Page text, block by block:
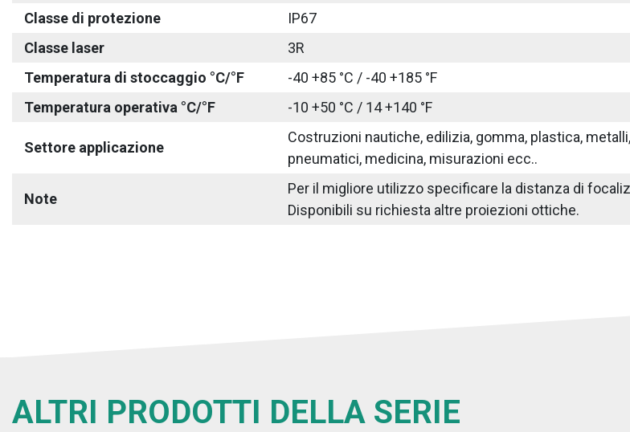
Classe di protezione
IP67
Classe laser
3R
Temperatura di stoccaggio °C/°F
-40 +85 °C / -40 +185 °F
Temperatura operativa °C/°F
-10 +50 °C / 14 +140 °F
Settore applicazione
Costruzioni nautiche, edilizia, gomma, plastica,
pneumatici, medicina, misurazioni ecc..
Note
Per il migliore utilizzo specificare la distanza di
Disponibili su richiesta altre proiezioni ottiche.
ALTRI PRODOTTI DELLA SERIE